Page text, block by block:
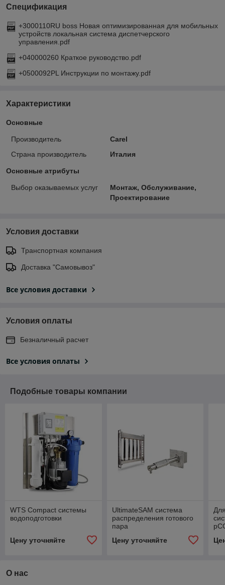
Спецификация
+3000110RU boss Новая оптимизированная для мобильных
устройств локальная система диспетчерского
управления.pdf
+040000260 Краткое руководство.pdf
+0500092PL Инструкции по монтажу.pdf
Характеристики
Основные
Производитель
Carel
Страна производитель
Италия
Основные атрибуты
Выбор оказываемых услуг
Монтаж, Обслуживание,
Проектирование
Условия доставки
Транспортная компания
Доставка "Самовывоз"
Все условия доставки
Условия оплаты
Безналичный расчет
Все условия оплаты
Подобные товары компании
WTS Compact системы
водоподготовки
Цену уточняйте
UltimateSAM система
распределения готового
пара
Цену уточняйте
О нас